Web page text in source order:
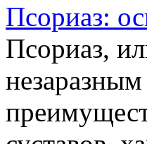
Псориаз:
Псориаз,